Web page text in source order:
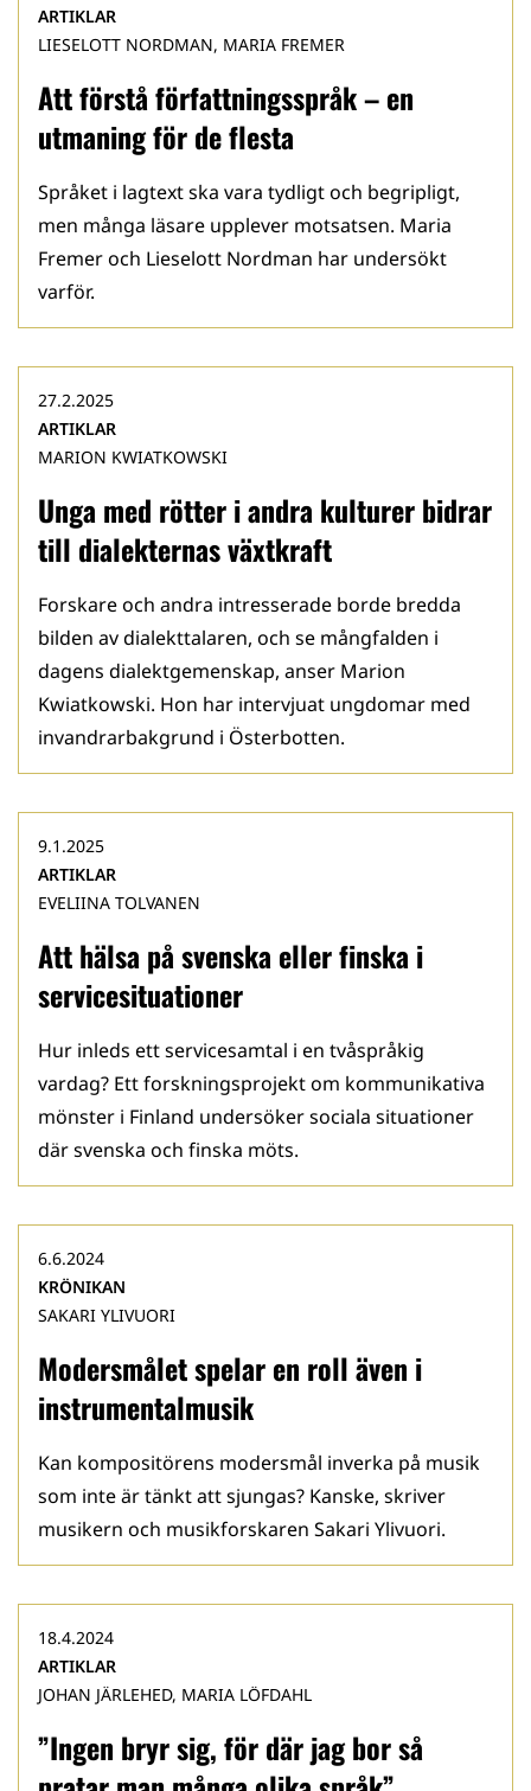
Att förstå författningsspråk – en
utmaning för de flesta
ARTIKLAR
LIESELOTT NORDMAN, MARIA FREMER
Språket i lagtext ska vara tydligt och begripligt,
men många läsare upplever motsatsen. Maria
Fremer och Lieselott Nordman har undersökt
varför.
Unga med rötter i andra kulturer bidrar
till dialekternas växtkraft
27.2.2025
ARTIKLAR
MARION KWIATKOWSKI
Forskare och andra intresserade borde bredda
bilden av dialekttalaren, och se mångfalden i
dagens dialektgemenskap, anser Marion
Kwiatkowski. Hon har intervjuat ungdomar med
invandrarbakgrund i Österbotten.
Att hälsa på svenska eller finska i
servicesituationer
9.1.2025
ARTIKLAR
EVELIINA TOLVANEN
Hur inleds ett servicesamtal i en tvåspråkig
vardag? Ett forskningsprojekt om kommunikativa
mönster i Finland undersöker sociala situationer
där svenska och finska möts.
Modersmålet spelar en roll även i
instrumentalmusik
6.6.2024
KRÖNIKAN
SAKARI YLIVUORI
Kan kompositörens modersmål inverka på musik
som inte är tänkt att sjungas? Kanske, skriver
musikern och musikforskaren Sakari Ylivuori.
”Ingen bryr sig, för där jag bor så
18.4.2024
ARTIKLAR
JOHAN JÄRLEHED, MARIA LÖFDAHL